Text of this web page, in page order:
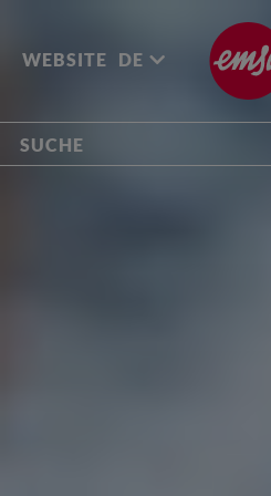
WEBSITE DE